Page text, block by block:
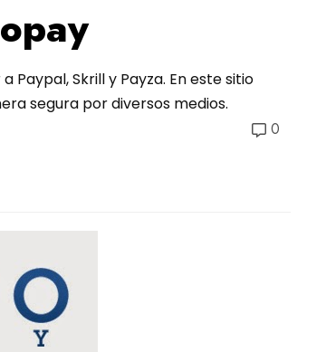
Paypal, Skrill y Payza. En este sitio
segura por diversos medios.
0